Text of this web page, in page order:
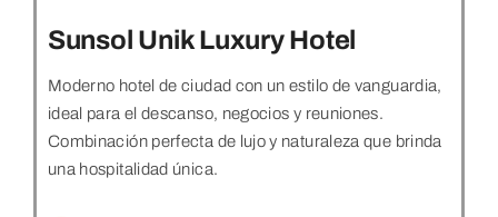
Sunsol Unik Luxury Hotel
Moderno hotel de ciudad con un estilo de vanguardia,
ideal para el descanso, negocios y reuniones.
Combinación perfecta de lujo y naturaleza que brinda
una hospitalidad única.